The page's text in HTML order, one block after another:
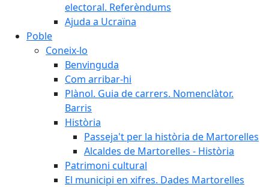
electoral. Referèndums
Ajuda a Ucraïna
Poble
Coneix-lo
Benvinguda
Com arribar-hi
Plànol. Guia de carrers. Nomenclàtor.
Barris
Història
Passeja't per la història de Martorelles
Alcaldes de Martorelles - Història
Patrimoni cultural
El municipi en xifres. Dades Martorelles